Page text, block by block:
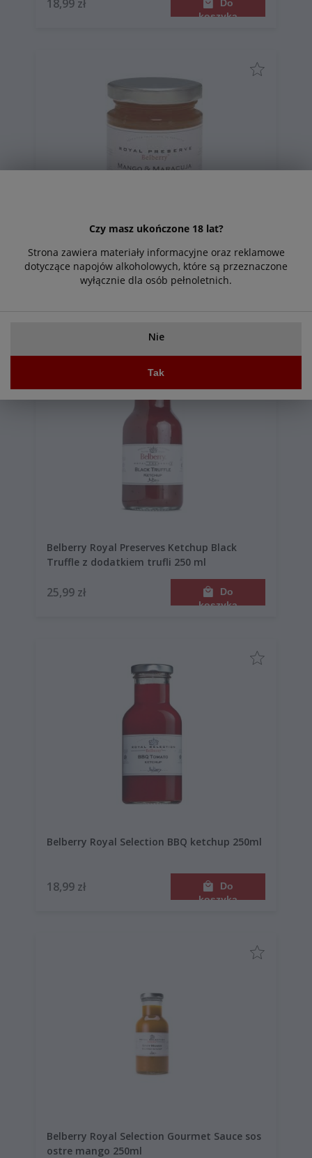
Czy masz ukończone 18 lat?
Strona zawiera materiały informacyjne oraz reklamowe
dotyczące napojów alkoholowych, które są przeznaczone
wyłącznie dla osób pełnoletnich.
Nie
Tak
18,99 zł
Do
koszyka
Belberry Royal Preserve Dżem extra mango
& marakuja 215g
Belberry Royal Preserves Ketchup Black
Truffle z dodatkiem trufli 250 ml
25,99 zł
Do
koszyka
Belberry Royal Selection BBQ ketchup 250ml
18,99 zł
Do
koszyka
Belberry Royal Selection Gourmet Sauce sos
ostre mango 250ml